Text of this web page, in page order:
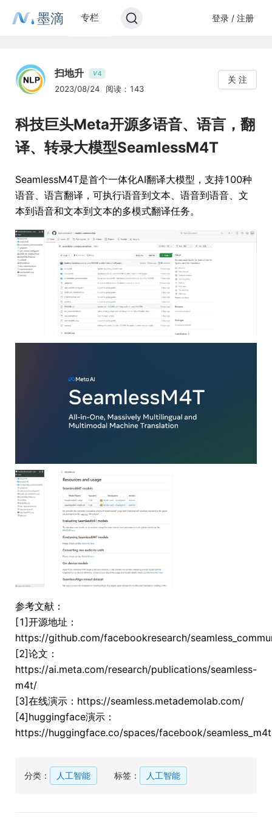
墨滴 专栏 登录 / 注册
扫地升 V4
2023/08/24 阅读：143
关 注
科技巨头Meta开源多语音、语言，翻
译、转录大模型SeamlessM4T
SeamlessM4T是首个一体化AI翻译大模型，支持100种
语音、语言翻译，可执行语音到文本、语音到语音、文
本到语音和文本到文本的多模式翻译任务。
参考文献：
[1]开源地址：
https://github.com/facebookresearch/
[2]论文：
https://ai.meta.com/research/publications/seamless-
m4t/
[3]在线演示：https://seamless.metademolab.com/
[4]huggingface演示：
https://huggingface.co/spaces/facebook/seamless_m4t
分类： 人工智能 标签： 人工智能